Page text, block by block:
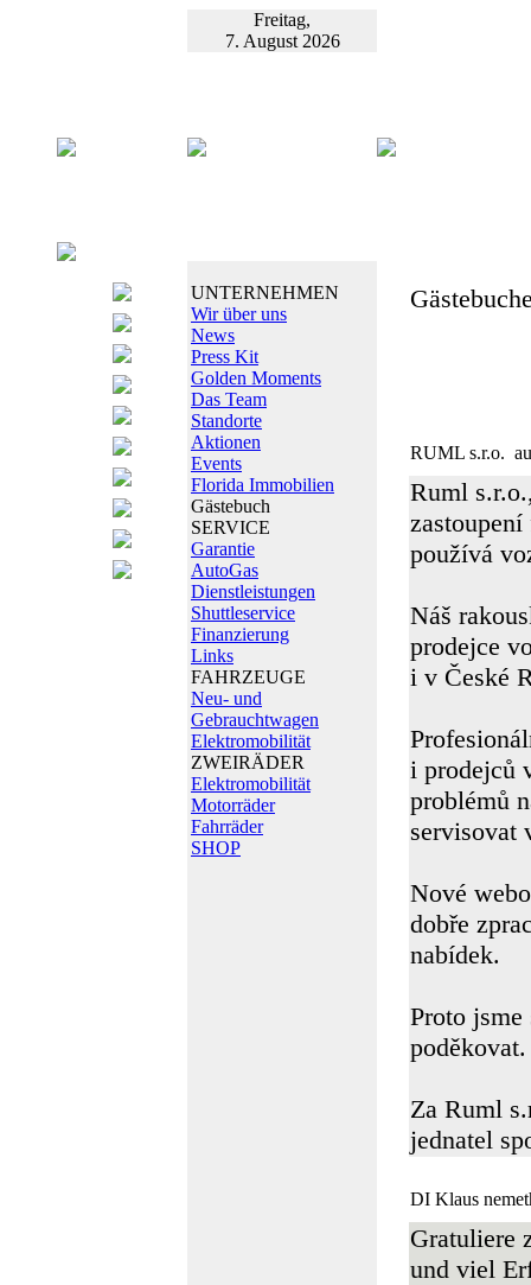
Freitag,
7. August 2026
UNTERNEHMEN
Wir über uns
News
Press Kit
Golden Moments
Das Team
Standorte
Aktionen
Events
Florida Immobilien
Gästebuch
SERVICE
Garantie
AutoGas
Dienstleistungen
Shuttleservice
Finanzierung
Links
FAHRZEUGE
Neu- und
Gebrauchtwagen
Elektromobilität
ZWEIRÄDER
Elektromobilität
Motorräder
Fahrräder
SHOP
RUML s.r.o.
Ruml
používá
Náš
prodejce
i v České
i prodejců
problémů
servisovat
Nové
dobře
nabídek.
Proto
poděkovat.
Za Ruml
jednatel
DI Klaus
Gratuliere
und viel